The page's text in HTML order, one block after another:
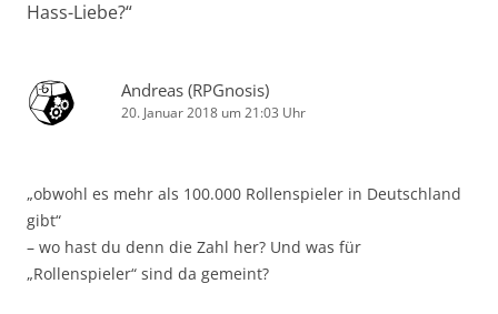
Hass-Liebe?“
Andreas (RPGnosis)
20. Januar 2018 um 21:03 Uhr
„obwohl es mehr als 100.000 Rollenspieler in Deutschland
gibt“
– wo hast du denn die Zahl her? Und was für
„Rollenspieler“ sind da gemeint?